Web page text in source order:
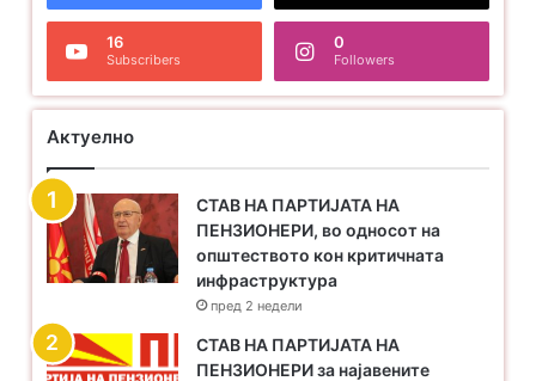
16
Subscribers
0
Followers
Актуелно
СТАВ НА ПАРТИЈАТА НА
ПЕНЗИОНЕРИ, во односот на
општеството кон критичната
инфраструктура
пред 2 недели
​СТАВ НА ПАРТИЈАТА НА
ПЕНЗИОНЕРИ за најавените